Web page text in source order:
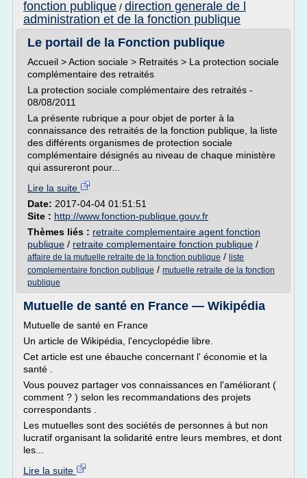
fonction publique / direction generale de l
administration et de la fonction publique
Le portail de la Fonction publique
Accueil > Action sociale > Retraités > La protection sociale
complémentaire des retraités
La protection sociale complémentaire des retraités -
08/08/2011
La présente rubrique a pour objet de porter à la
connaissance des retraités de la fonction publique, la liste
des différents organismes de protection sociale
complémentaire désignés au niveau de chaque ministère
qui assureront pour...
Lire la suite
Date: 2017-04-04 01:51:51
Site : http://www.fonction-publique.gouv.fr
Thèmes liés : retraite complementaire agent fonction
publique / retraite complementaire fonction publique /
affaire de la mutuelle retraite de la fonction publique / liste
complementaire fonction publique / mutuelle retraite de la fonction
publique
Mutuelle de santé en France — Wikipédia
Mutuelle de santé en France
Un article de Wikipédia, l'encyclopédie libre.
Cet article est une ébauche concernant l' économie et la
santé .
Vous pouvez partager vos connaissances en l'améliorant (
comment ? ) selon les recommandations des projets
correspondants .
Les mutuelles sont des sociétés de personnes à but non
lucratif organisant la solidarité entre leurs membres, et dont
les...
Lire la suite